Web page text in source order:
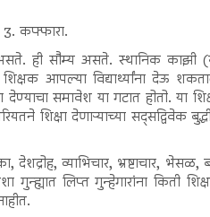
3. कफ्फारा.
ही सौम्य असते. स्थानिक काझी
आपल्या विद्यार्थ्यांना देऊ
समावेश या गटात होतो. या
शिक्षा देणाऱ्याच्या सद्सद्विवेक
देशद्रोह, व्याभिचार, भ्रष्टाचार, भेसळ,
लिप्त गुन्हेगारांना किती